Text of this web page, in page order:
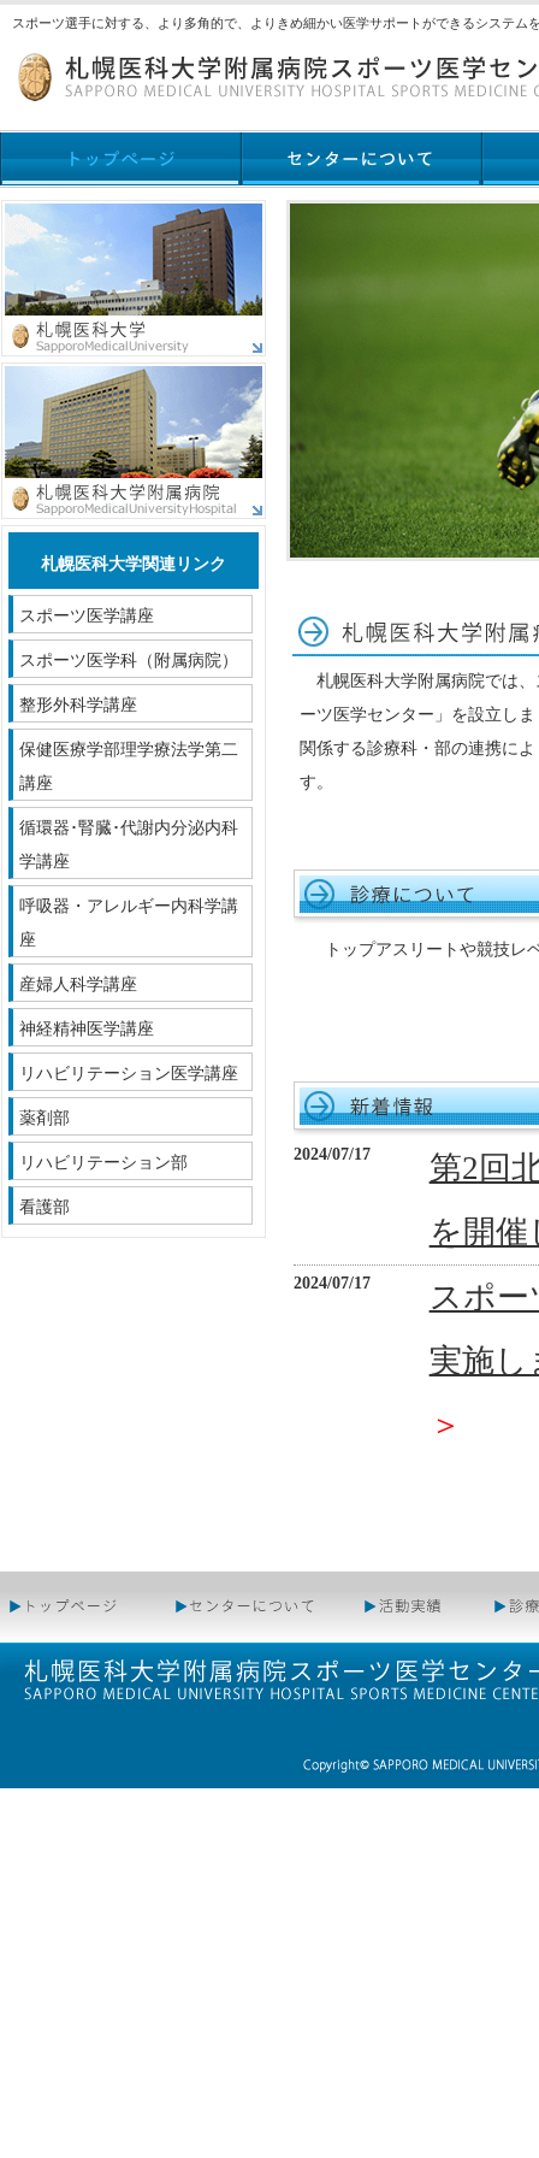
スポーツ選手に対する、より多角的で、よりきめ細かい医学サポートができるシステム
札幌医科大学附属病院では、
ーツ医学センター」を設立し
関係する診療科・部の連携に
す。
トップアスリートや競技レ
2024/07/17
第2回
を開
2024/07/17
スポ
実施し
＞
2024/06/10 「第10
2024/06/10
「第
札幌医科大学関連リンク
スポーツ医学講座
スポーツ医学科（附属病院）
整形外科学講座
保健医療学部理学療法学第二
講座
循環器･腎臓･代謝内分泌内科
学講座
呼吸器・アレルギー内科学講
座
産婦人科学講座
神経精神医学講座
リハビリテーション医学講座
薬剤部
リハビリテーション部
看護部